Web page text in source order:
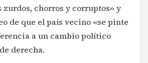
zurdos, chorros y corruptos» y
de que el país vecino «se pinte
a un cambio político
derecha.